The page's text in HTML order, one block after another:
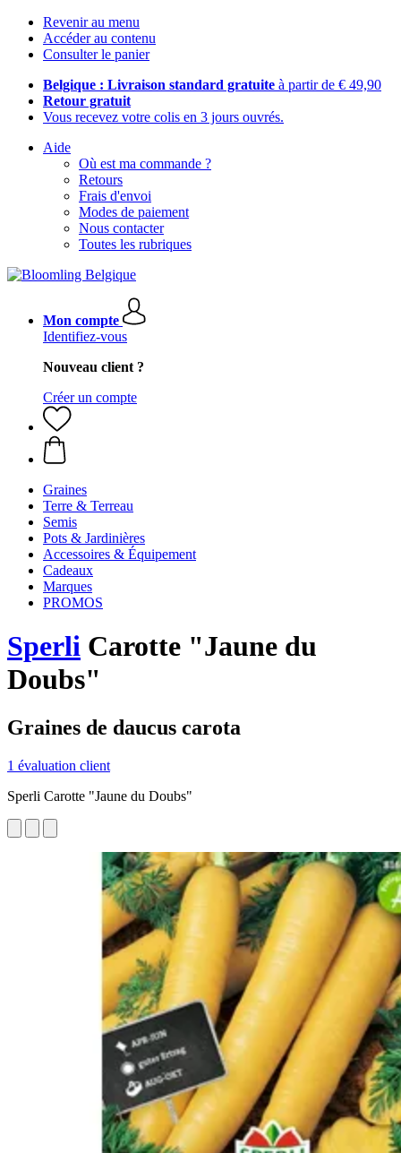
Revenir au menu
Accéder au contenu
Consulter le panier
Belgique : Livraison standard gratuite à partir de € 49,90
Retour gratuit
Vous recevez votre colis en 3 jours ouvrés.
Aide
Où est ma commande ?
Retours
Frais d'envoi
Modes de paiement
Nous contacter
Toutes les rubriques
Mon compte
Identifiez-vous
Nouveau client ?
Créer un compte
Graines
Terre & Terreau
Semis
Pots & Jardinières
Accessoires & Équipement
Cadeaux
Marques
PROMOS
Sperli Carotte "Jaune du
Doubs"
Graines de daucus carota
1 évaluation client
Sperli Carotte "Jaune du Doubs"